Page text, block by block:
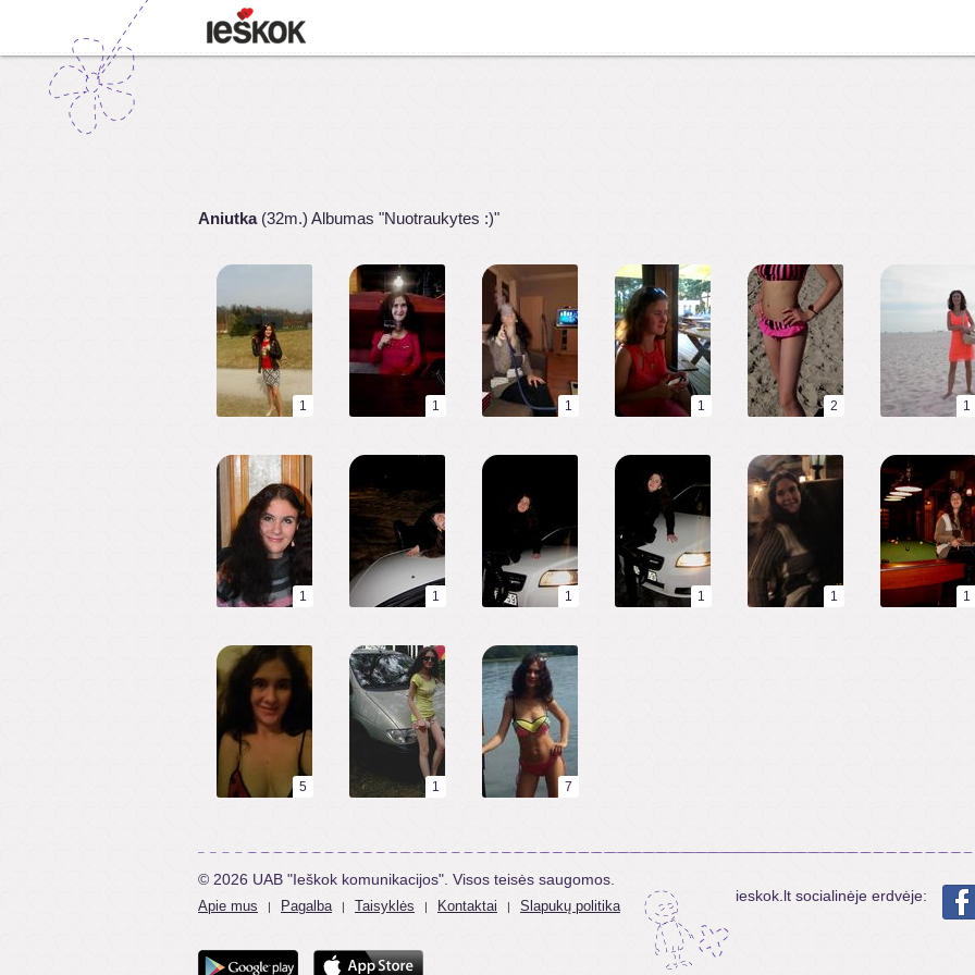
Aniutka(32m.) Albumas "Nuotraukytes :)"
1 1 1 1 2 1
1 1 1 1 1 1
5 1 7
© 2026 UAB "Ieškok komunikacijos". Visos teisės saugomos.
Apie mus | Pagalba | Taisyklės | Kontaktai | Slapukų politika
ieskok.lt socialinėje erdvėje: